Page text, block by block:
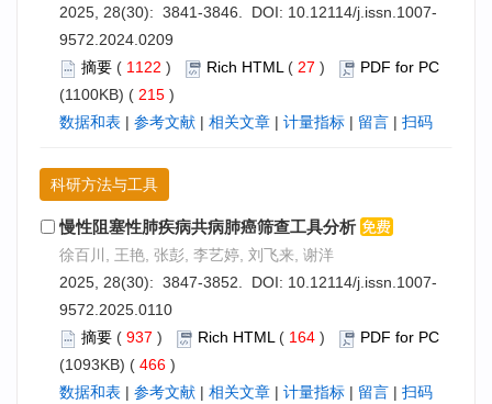
2025, 28(30): 3841-3846. DOI: 10.12114/j.issn.1007-
9572.2024.0209
摘要 ( 1122 ) Rich HTML( 27 )
PDF for PC
(1100KB) ( 215 )
数据和表 | 参考文献 | 相关文章 | 计量指标 | 留言 | 扫码
科研方法与工具
慢性阻塞性肺疾病共病肺癌筛查工具分析
徐百川, 王艳, 张彭, 李艺婷, 刘飞来, 谢洋
2025, 28(30): 3847-3852. DOI: 10.12114/j.issn.1007-
9572.2025.0110
摘要 ( 937 ) Rich HTML( 164 )
PDF for PC
(1093KB) ( 466 )
数据和表 | 参考文献 | 相关文章 | 计量指标 | 留言 | 扫码